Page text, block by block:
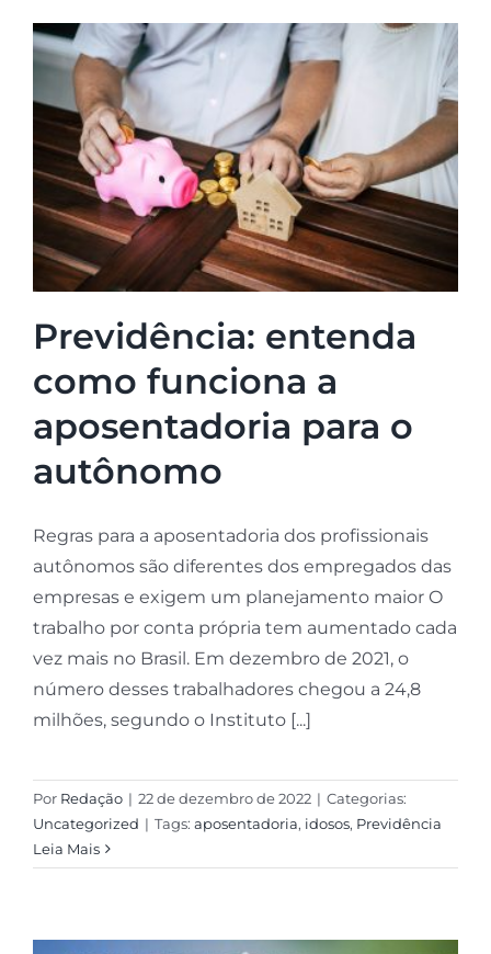
Previdência: entenda
como funciona a
aposentadoria para o
autônomo
Regras para a aposentadoria dos profissionais
autônomos são diferentes dos empregados das
empresas e exigem um planejamento maior O
trabalho por conta própria tem aumentado cada
vez mais no Brasil. Em dezembro de 2021, o
número desses trabalhadores chegou a 24,8
milhões, segundo o Instituto [...]
Por Redação | 22 de dezembro de 2022 | Categorias:
Uncategorized | Tags: aposentadoria, idosos, Previdência
Leia Mais